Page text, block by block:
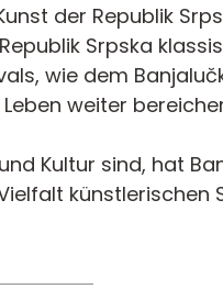
der Republik
Srpska
wie dem
weiter
Kultur sind, hat